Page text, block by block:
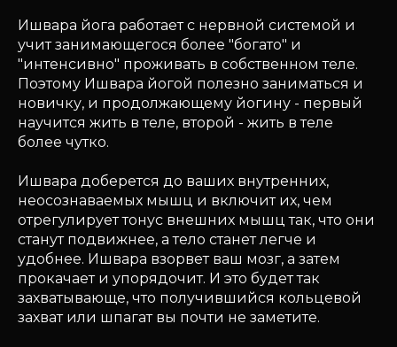
Ишвара йога работает с нервной системой и
учит занимающегося более "богато" и
"интенсивно" проживать в собственном теле.
Поэтому Ишвара йогой полезно заниматься и
новичку, и продолжающему йогину - первый
научится жить в теле, второй - жить в теле
более чутко.
Ишвара доберется до ваших внутренних,
неосознаваемых мышц и включит их, чем
отрегулирует тонус внешних мышц так, что они
станут подвижнее, а тело станет легче и
удобнее. Ишвара взорвет ваш мозг, а затем
прокачает и упорядочит. И это будет так
захватывающе, что получившийся кольцевой
захват или шпагат вы почти не заметите.